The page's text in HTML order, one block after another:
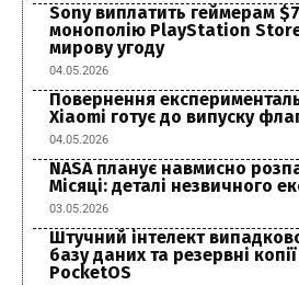
Sony виплатить геймерам
монополію PlayStation
мирову угоду
04.05.2026
Повернення
Xiaomi готує до випуску
04.05.2026
NASA планує навмисно
Місяці: деталі незвичного
03.05.2026
Штучний інтелект
базу даних та резервні
PocketOS